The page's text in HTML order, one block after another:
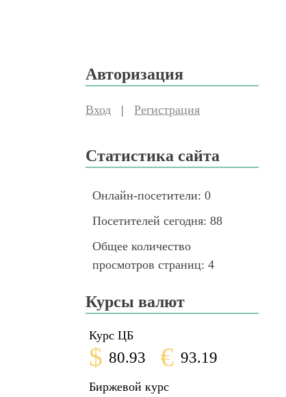
Авторизация
Вход |Регистрация
Статистика сайта
Онлайн-посетители:0
Посетителей сегодня:88
Общее количество
просмотров страниц:4
Курсы валют
Курс ЦБ
$ 80.93 € 93.19
Биржевой курс